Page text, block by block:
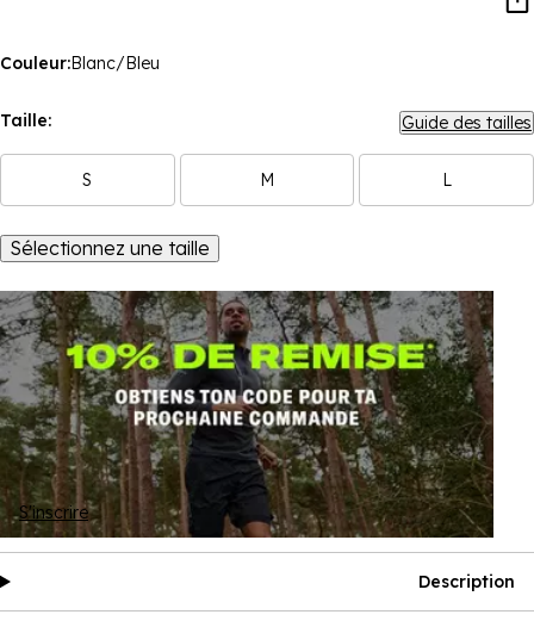
Couleur:Blanc/Bleu
Taille: Guide des tailles
S M L
Sélectionnez une taille
S'inscrire
Description